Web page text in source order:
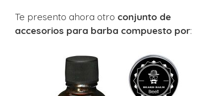
Te presento ahora otro conjunto de
accesorios para barba compuesto por: